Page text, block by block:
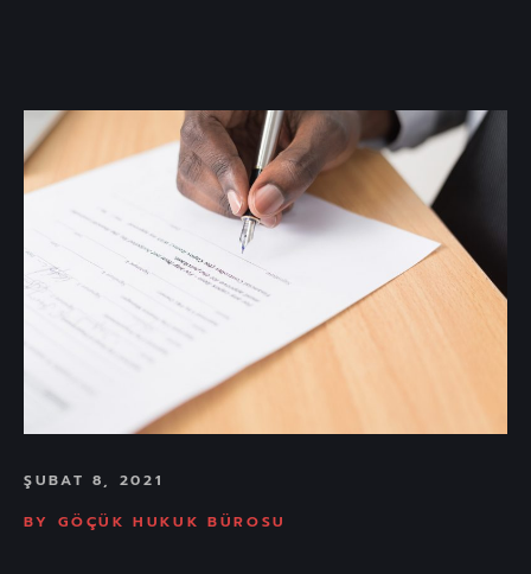
ŞUBAT 8, 2021
BY
GÖÇÜK HUKUK BÜROSU